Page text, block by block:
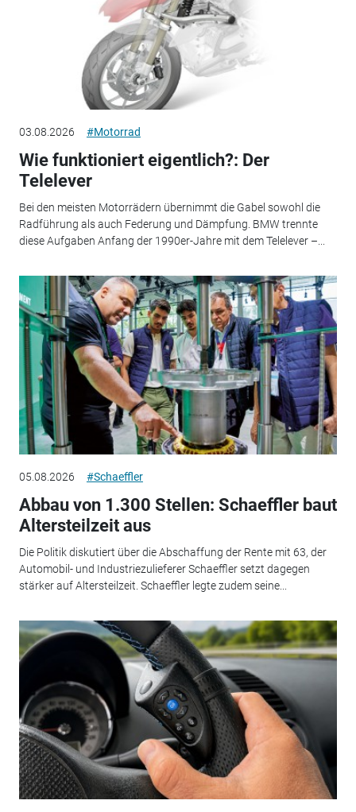
03.08.2026 #Motorrad
Wie funktioniert eigentlich?: Der
Telelever
Bei den meisten Motorrädern übernimmt die Gabel sowohl die
Radführung als auch Federung und Dämpfung. BMW trennte
diese Aufgaben Anfang der 1990er-Jahre mit dem Telelever –...
05.08.2026 #Schaeffler
Abbau von 1.300 Stellen: Schaeffler baut
Altersteilzeit aus
Die Politik diskutiert über die Abschaffung der Rente mit 63, der
Automobil- und Industriezulieferer Schaeffler setzt dagegen
stärker auf Altersteilzeit. Schaeffler legte zudem seine...